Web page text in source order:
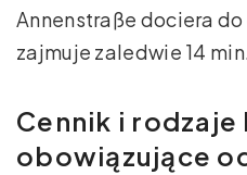
Annenstraße dociera
zajmuje zaledwie 14
Cennik i
obowiązujące